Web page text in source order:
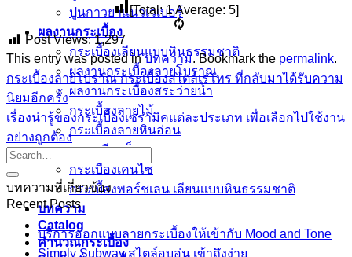
ปูนกาวยาเเนวเวเบอร์
ผลงานกระเบื้อง
กระเบื้องเลียนแบบหินธรรมชาติ
ผลงานกระเบื้องลายโบราณ
ผลงานกระเบื้องสระว่ายนํ้า
กระเบื้องลายไม้
กระเบื้องลายหินอ่อน
คอนกรีตบล็อก
กระเบื้องเคนไซ
กระเบื้องพอร์ชเลน เลียนเเบบหินธรรมชาติ
บทความ
Catalog
คำนวณกระเบื้อง
[Total:1Average: 5]
Post Views: 1,297
This entry was posted inบทความ. Bookmark the permalink.
กระเบื้องลายโบราณ กระเบื้องสไตล์เรโทร ที่กลับมาได้รับความ
นิยมอีกครั้ง
เรื่องน่ารู้ของกระเบื้องเซรามิคแต่ละประเภท เพื่อเลือกไปใช้งาน
อย่างถูกต้อง
บทความที่เกี่ยวข้อง
Recent Posts
บริการออกแบบลายกระเบื้องให้เข้ากับ Mood and Tone
Simply Subway สไตล์อบอุ่น เข้าถึงง่าย